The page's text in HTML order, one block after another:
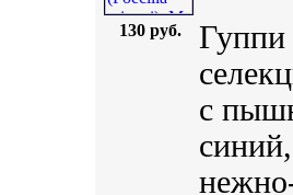
130 руб.
Гуппи
с